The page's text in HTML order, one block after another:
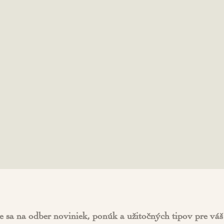
sa na odber noviniek, ponúk a užitočných tipov pre